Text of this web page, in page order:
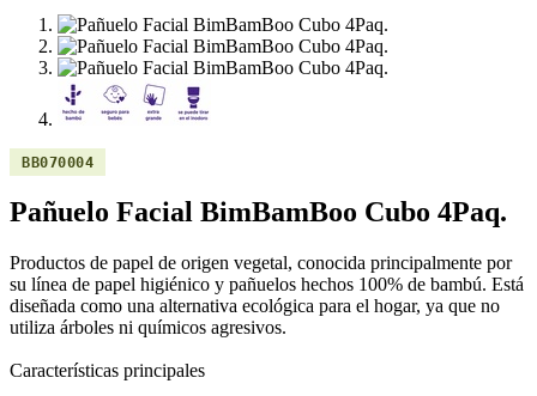
BB070004
Pañuelo Facial BimBamBoo Cubo 4Paq.
Productos de papel de origen vegetal, conocida principalmente por
su línea de papel higiénico y pañuelos hechos 100% de bambú. Está
diseñada como una alternativa ecológica para el hogar, ya que no
utiliza árboles ni químicos agresivos.
Características principales